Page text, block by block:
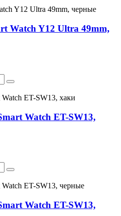
Watch Y12 Ultra 49mm,
Watch ET-SW13,
Watch ET-SW13,